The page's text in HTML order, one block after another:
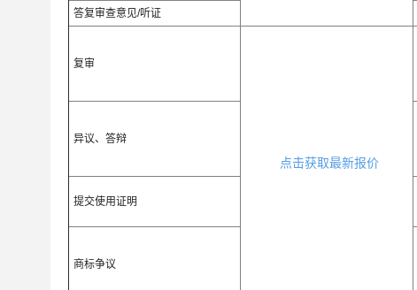
答复审查意见/听证
复审
点击获取最新报价
异议、答辩
提交使用证明
商标争议